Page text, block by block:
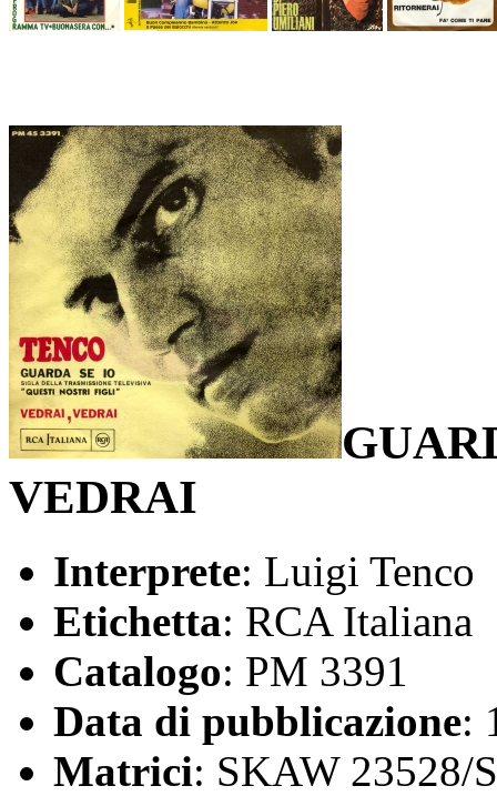
VEDRAI
Interprete: Luigi Tenco
Etichetta: RCA Italiana
Catalogo: PM 3391
Data di pubblicazione:
Matrici: SKAW 23528/